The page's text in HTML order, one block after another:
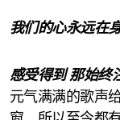
我们的心永远在
感受得到 那始终
元气满满的歌声